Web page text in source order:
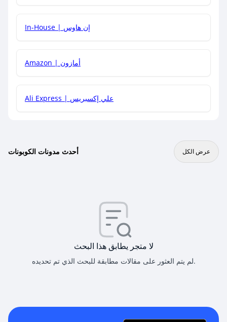
In-House | إن هاوس
Amazon | أمازون
Ali Express | علي إكسبريس
أحدث مدونات الكوبونات عرض الكل
لا متجر يطابق هذا البحث
لم يتم العثور على مقالات مطابقة للبحث الذي تم تحديده.